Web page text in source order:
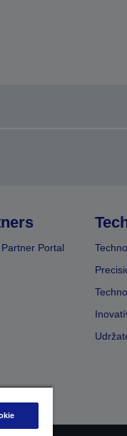
Portal